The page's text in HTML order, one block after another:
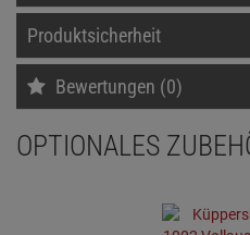
Produktsicherheit
Bewertungen (0)
OPTIONALES